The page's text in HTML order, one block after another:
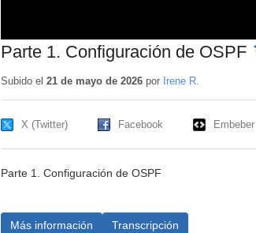
Parte 1. Configuración de OSPF -
Subido el 21 de mayo de 2026por Irene R.
X (Twitter) Facebook Embeber
Parte 1. Configuración de OSPF
Más información Transcripción